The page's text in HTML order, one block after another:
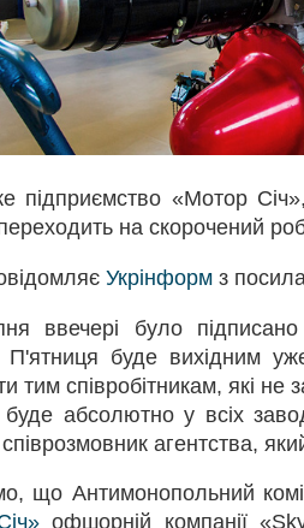
підприємство «Мотор
на скорочений
Укрінформ з
ввечері було
П'ятниця буде вихідним
тим співробітникам, які не
буде абсолютно у всіх
агентства,
що Антимонопольний
офшорній компанії